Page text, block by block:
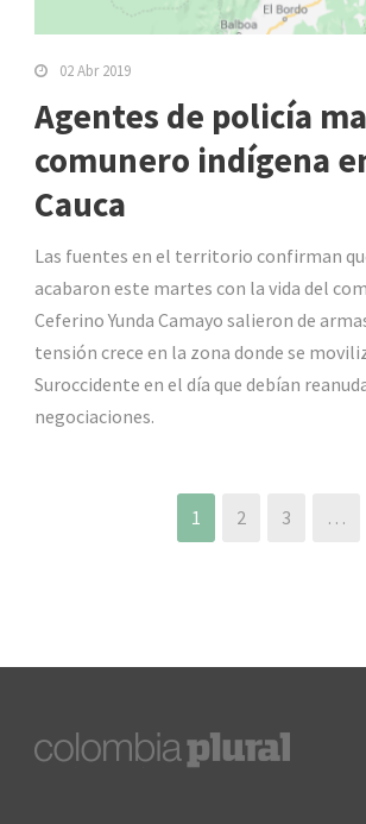
02 Abr 2019
Agentes de policía
comunero indígena
Cauca
Las fuentes en el territorio confirman
acabaron este martes con la vida del
Ceferino Yunda Camayo salieron de
tensión crece en la zona donde se
Suroccidente en el día que debían
negociaciones.
1 2 3 …